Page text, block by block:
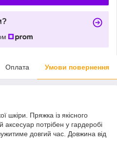
Оплата Умови повернення
шкіри. Пряжка із якісного
потрібен у гардеробі
довгий час. Довжина від